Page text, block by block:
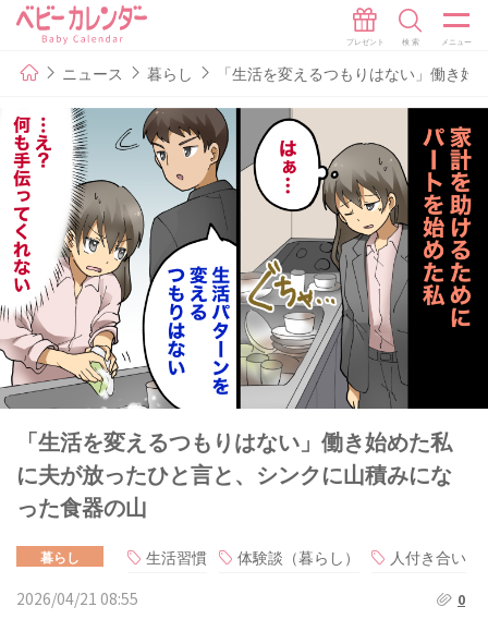
ニュース 暮らし 「生活を変えるつもりはない」働き
「生活を変えるつもりはない」働き始めた私
に夫が放ったひと言と、シンクに山積みにな
った食器の山
暮らし 生活習慣 体験談（暮らし）
人付き合い
2026/04/21 08:55
0